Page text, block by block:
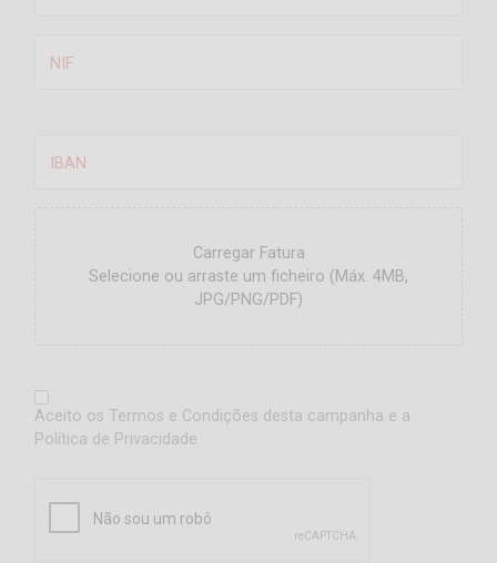
NIF
IBAN
Carregar Fatura
Selecione ou arraste um ficheiro (Máx. 4MB,
JPG/PNG/PDF)
Aceito os Termos e Condições desta campanha e a
Política de Privacidade